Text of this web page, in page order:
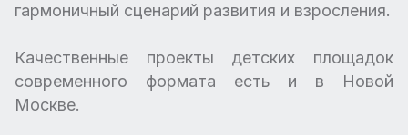
гармоничный сценарий развития и взросления.
Качественные проекты детских площадок
современного формата есть и в Новой
Москве.